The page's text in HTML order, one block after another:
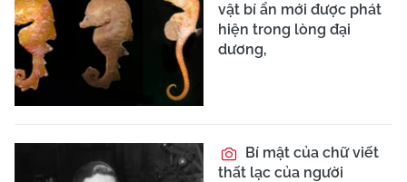
vật bí ẩn mới được phát
hiện trong lòng đại
dương,
Bí mật của chữ viết
thất lạc của người